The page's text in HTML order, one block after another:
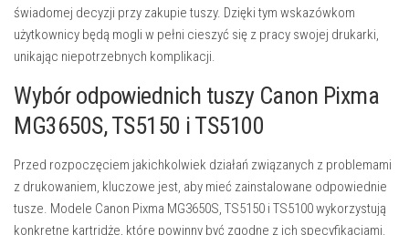
świadomej decyzji przy zakupie tuszy. Dzięki tym wskazówkom
użytkownicy będą mogli w pełni cieszyć się z pracy swojej drukarki,
unikając niepotrzebnych komplikacji.
Wybór odpowiednich tuszy Canon Pixma
MG3650S, TS5150 i TS5100
Przed rozpoczęciem jakichkolwiek działań związanych z problemami
z drukowaniem, kluczowe jest, aby mieć zainstalowane odpowiednie
tusze. Modele Canon Pixma MG3650S, TS5150 i TS5100 wykorzystują
konkretne kartridże, które powinny być zgodne z ich specyfikacjami.